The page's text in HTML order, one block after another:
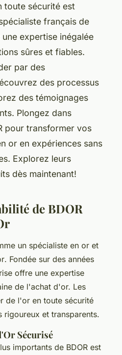
toute sécurité est
français de
expertise inégalée
sûres et fiables.
par des
des processus
des témoignages
Plongez dans
pour transformer vos
or en expériences sans
Explorez leurs
dès maintenant!
de BDOR
un spécialiste en or et
. Fondée sur des années
offre une expertise
de l'achat d'or. Les
de l'or en toute sécurité
rigoureux et transparents.
Sécurisé
importants de BDOR est